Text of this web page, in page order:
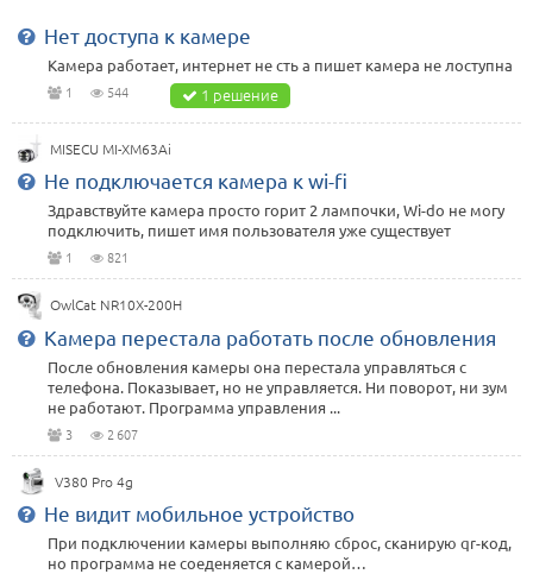
Нет доступа к камере
Камера работает, интернет не сть а пишет камера не лоступна
1 544 1 решение
MISECU MI-XM63Ai
Не подключается камера к wi-fi
Здравствуйте камера просто горит 2 лампочки, Wi-do не могу
подключить, пишет имя пользователя уже существует
1 821
OwlCat NR10X-200H
Камера перестала работать после обновления
После обновления камеры она перестала управляться с
телефона. Показывает, но не управляется. Ни поворот, ни зум
не работают. Программа управления ...
3 2 607
V380 Pro 4g
Не видит мобильное устройство
При подключении камеры выполняю сброс, сканирую qr-код,
но программа не соеденяется с камерой…